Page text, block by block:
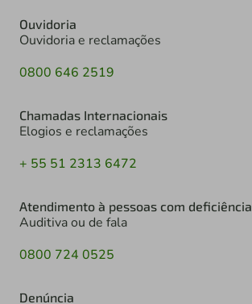
Ouvidoria
Ouvidoria e reclamações
0800 646 2519
Chamadas Internacionais
Elogios e reclamações
+ 55 51 2313 6472
Atendimento à pessoas com deficiência
Auditiva ou de fala
0800 724 0525
Denúncia